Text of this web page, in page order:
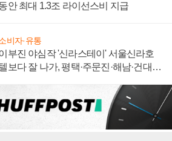
안 최대 1.3조 라이선스비 지급
비자·유통
부진 야심작 '신라스테이' 서울신라호
보다 잘 나가, 평택·주문진·해남·건대로